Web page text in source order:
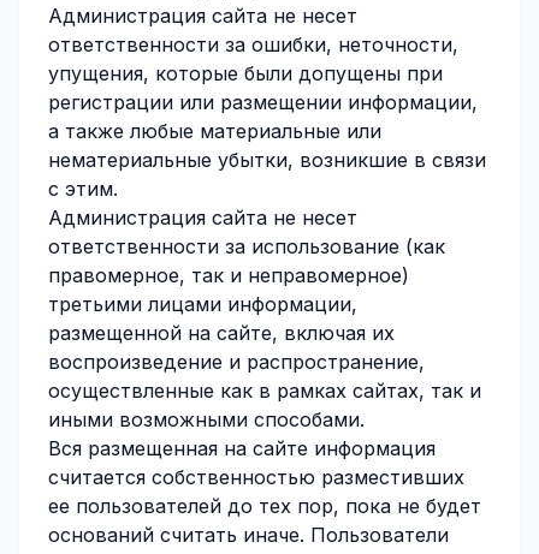
Администрация сайта не несет
ответственности за ошибки, неточности,
упущения, которые были допущены при
регистрации или размещении информации,
а также любые материальные или
нематериальные убытки, возникшие в связи
с этим.
Администрация сайта не несет
ответственности за использование (как
правомерное, так и неправомерное)
третьими лицами информации,
размещенной на сайте, включая их
воспроизведение и распространение,
осуществленные как в рамках сайтах, так и
иными возможными способами.
Вся размещенная на сайте информация
считается собственностью разместивших
ее пользователей до тех пор, пока не будет
оснований считать иначе. Пользователи